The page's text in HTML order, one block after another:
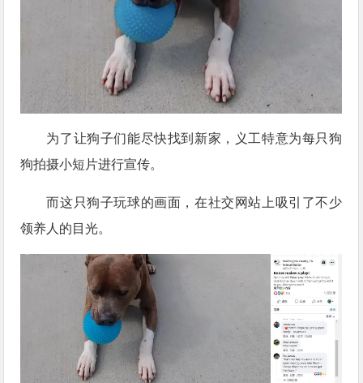
为了让狗子们能尽快找到新家，义工特意为每只狗
狗拍摄小短片进行宣传。
而这只狗子玩球的画面，在社交网站上吸引了不少
领养人的目光。